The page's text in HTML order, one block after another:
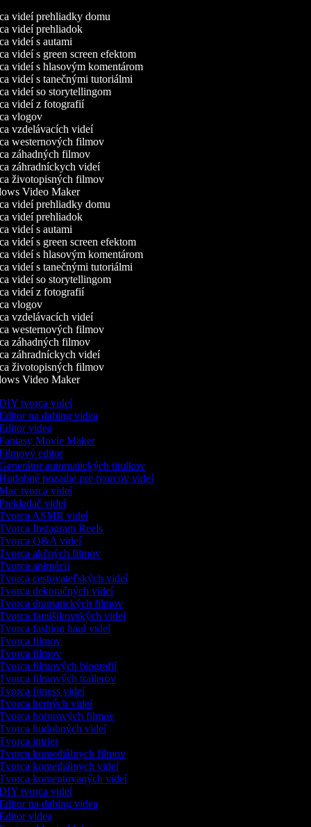
videí prehliadky domu
videí prehliadok
videí s autami
videí s green screen efektom
videí s hlasovým komentárom
videí s tanečnými tutoriálmi
videí so storytellingom
videí z fotografií
vlogov
vzdelávacích videí
westernových filmov
záhadných filmov
záhradníckych videí
životopisných filmov
Video Maker
videí prehliadky domu
videí prehliadok
videí s autami
videí s green screen efektom
videí s hlasovým komentárom
videí s tanečnými tutoriálmi
videí so storytellingom
videí z fotografií
vlogov
vzdelávacích videí
westernových filmov
záhadných filmov
záhradníckych videí
životopisných filmov
Video Maker
tvorca videí
na dabing videa
videa
Movie Maker
editor
automatických titulkov
pozadie pre tvorcov videí
tvorca videí
videí
ASMR videí
Instagram Reels
Q&A videí
akčných filmov
animácií
cestovateľských videí
dekoračných videí
dramatických filmov
fanúšikovských videí
fashion haul videí
filmov
filmov
filmových biografií
filmových trailerov
fitness videí
herných videí
hororových filmov
hudobných videí
intrier
komediálnych filmov
komediálnych videí
komentovaných videí
tvorca videí
na dabing videa
videa